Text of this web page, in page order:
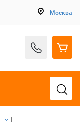
Москва